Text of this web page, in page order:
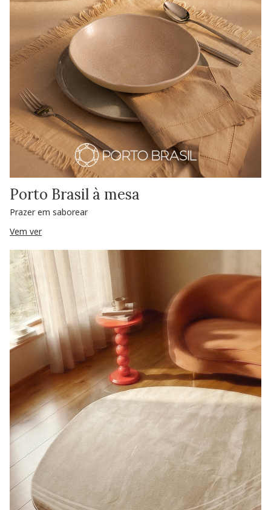
Porto Brasil à mesa
Prazer em saborear
Vem ver